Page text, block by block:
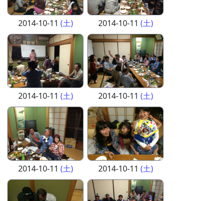
2014-10-11 (土) 2014-10-11 (土)
2014-10-11 (土) 2014-10-11 (土)
2014-10-11 (土) 2014-10-11 (土)